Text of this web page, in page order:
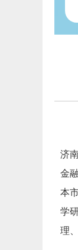
济
金
本
学
理